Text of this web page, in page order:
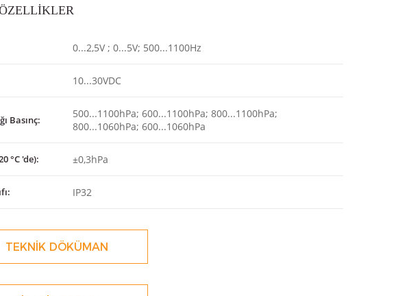
0...2,5V ; 0...5V; 500...1100Hz
10...30VDC
Basınç:
500...1100hPa; 600...1100hPa; 800...1100hPa;
800...1060hPa; 600...1060hPa
°C 'de): ±0,3hPa
IP32
TEKNİK DÖKÜMAN